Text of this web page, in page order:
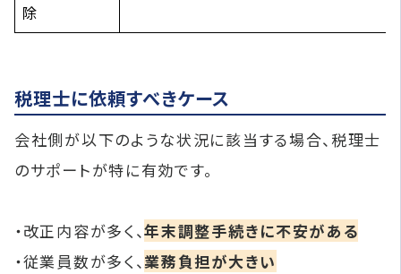
除
税理士に依頼すべきケース
会社側が以下のような状況に該当する場合、税理士
のサポートが特に有効です。
・改正内容が多く、年末調整手続きに不安がある
・従業員数が多く、業務負担が大きい